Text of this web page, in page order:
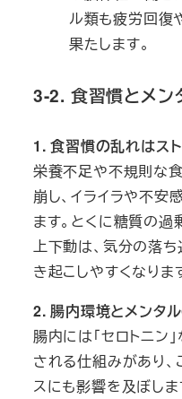
ル類も疲労回復
果たします。
3-2. 食習慣とメン
1. 食習慣の乱れはス
栄養不足や不規則な
崩し、イライラや不
ます。とくに糖質の
上下動は、気分の落
き起こしやすくなりま
2. 腸内環境とメンタ
腸内には「セロトニン
される仕組みがあり
スにも影響を及ぼし